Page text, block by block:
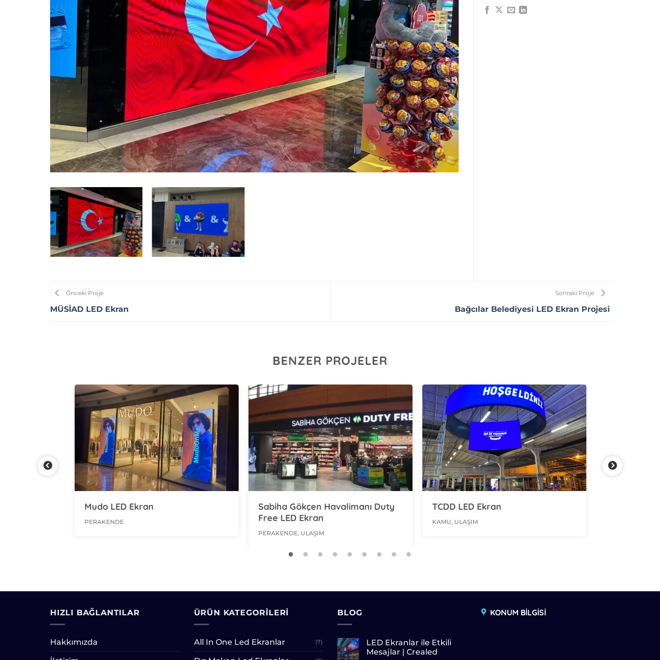
Önceki Proje
MÜSİAD LED Ekran
Sonraki Proje
Bağcılar Belediyesi LED Ekran Projesi
BENZER PROJELER
Mudo LED Ekran
PERAKENDE
Sabiha Gökçen Havalimanı Duty
Free LED Ekran
PERAKENDE, ULAŞIM
TCDD LED Ekran
KAMU, ULAŞIM
HIZLI BAĞLANTILAR
Hakkımızda
ÜRÜN KATEGORILERI
All In One Led Ekranlar (7)
BLOG
LED Ekranlar ile Etkili
Mesajlar | Crealed
KONUM BİLGİSİ